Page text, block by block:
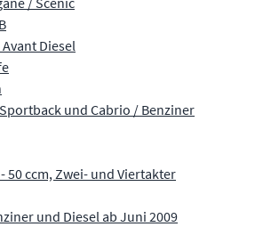
Diesel
und Cabrio / Benziner
50 ccm, Zwei- und Viertakter
und Diesel ab Juni 2009